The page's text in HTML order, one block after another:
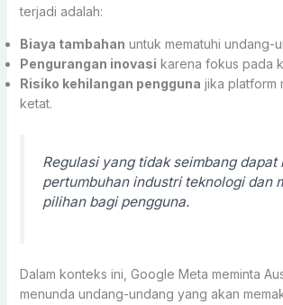
terjadi adalah:
Biaya tambahan untuk mematuhi undang-
Pengurangan inovasi karena fokus pada
Risiko kehilangan pengguna jika platform
ketat.
Regulasi yang tidak seimbang dapat
pertumbuhan industri teknologi dan
pilihan bagi pengguna.
Dalam konteks ini, Google Meta meminta
menunda undang-undang yang akan